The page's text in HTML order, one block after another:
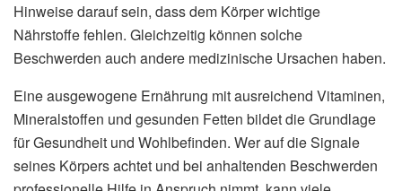
Hinweise darauf sein, dass dem Körper wichtige
Nährstoffe fehlen. Gleichzeitig können solche
Beschwerden auch andere medizinische Ursachen haben.
Eine ausgewogene Ernährung mit ausreichend Vitaminen,
Mineralstoffen und gesunden Fetten bildet die Grundlage
für Gesundheit und Wohlbefinden. Wer auf die Signale
seines Körpers achtet und bei anhaltenden Beschwerden